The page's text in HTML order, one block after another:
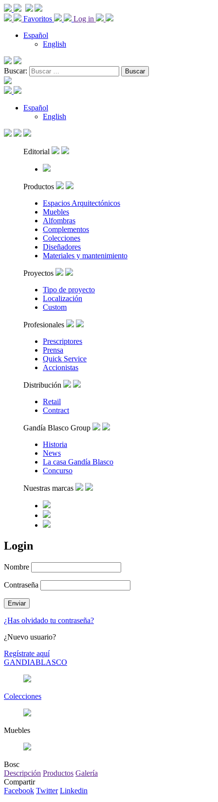
Favoritos
Log in
Español
English
Buscar:
Español
English
Editorial
Productos
Espacios Arquitectónicos
Muebles
Alfombras
Complementos
Colecciones
Diseñadores
Materiales y mantenimiento
Proyectos
Tipo de proyecto
Localización
Custom
Profesionales
Prescriptores
Prensa
Quick Service
Accionistas
Distribución
Retail
Contract
Gandía Blasco Group
Historia
News
La casa Gandía Blasco
Concurso
Nuestras marcas
Login
Nombre
Contraseña
¿Has olvidado tu contraseña?
¿Nuevo usuario?
Regístrate aquí
GANDIABLASCO
Colecciones
Muebles
Bosc
Descripción Productos Galería
Compartir
Facebook Twitter Linkedin